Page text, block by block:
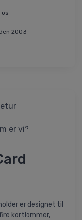
os
2003.
er vi?
er designet til
kortlommer,